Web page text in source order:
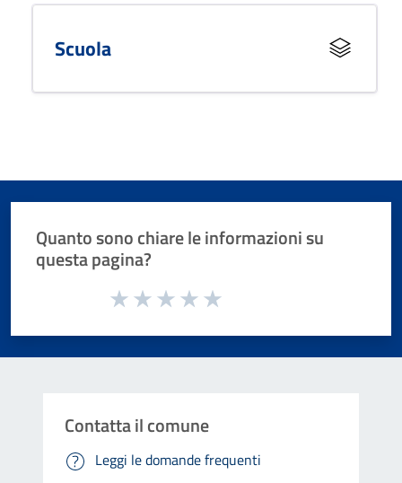
Scuola
Quanto sono chiare le informazioni su
questa pagina?
Valuta da 1 a 5 stelle la pagina
Contatta il comune
Leggi le domande frequenti